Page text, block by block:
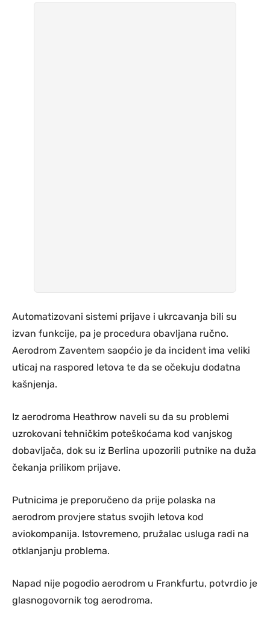
Automatizovani sistemi prijave i ukrcavanja bili su
izvan funkcije, pa je procedura obavljana ručno.
Aerodrom Zaventem saopćio je da incident ima veliki
uticaj na raspored letova te da se očekuju dodatna
kašnjenja.
Iz aerodroma Heathrow naveli su da su problemi
uzrokovani tehničkim poteškoćama kod vanjskog
dobavljača, dok su iz Berlina upozorili putnike na duža
čekanja prilikom prijave.
Putnicima je preporučeno da prije polaska na
aerodrom provjere status svojih letova kod
aviokompanija. Istovremeno, pružalac usluga radi na
otklanjanju problema.
Napad nije pogodio aerodrom u Frankfurtu, potvrdio je
glasnogovornik tog aerodroma.